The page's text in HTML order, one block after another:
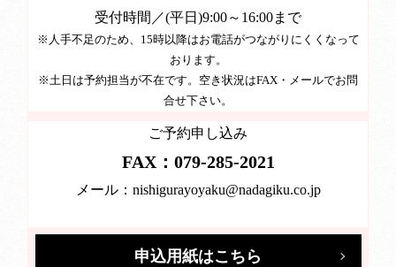
受付時間／(平日)9:00～16:00まで
※人手不足のため、15時以降はお電話がつながりにくくなって
おります。
※土日は予約担当が不在です。空き状況はFAX・メールでお問
合せ下さい。
ご予約申し込み
FAX：079-285-2021
メール： nishigurayoyaku@nadagiku.co.jp
申込用紙はこちら